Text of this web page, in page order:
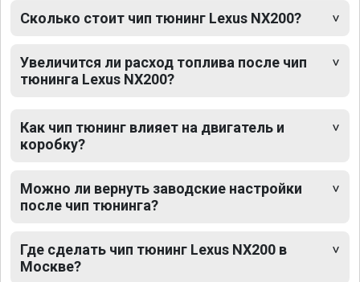
Сколько стоит чип тюнинг Lexus NX200?
Увеличится ли расход топлива после чип
тюнинга Lexus NX200?
Как чип тюнинг влияет на двигатель и
коробку?
Можно ли вернуть заводские настройки
после чип тюнинга?
Где сделать чип тюнинг Lexus NX200 в
Москве?